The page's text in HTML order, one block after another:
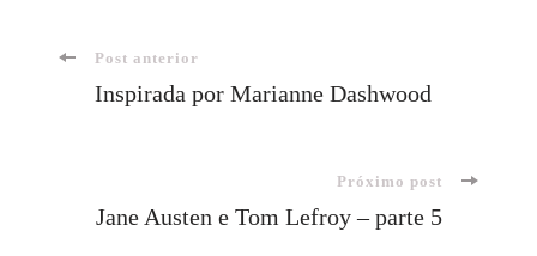
Navegação
post
Post anterior
Inspirada por Marianne Dashwood
Próximo post
Jane Austen e Tom Lefroy – parte 5